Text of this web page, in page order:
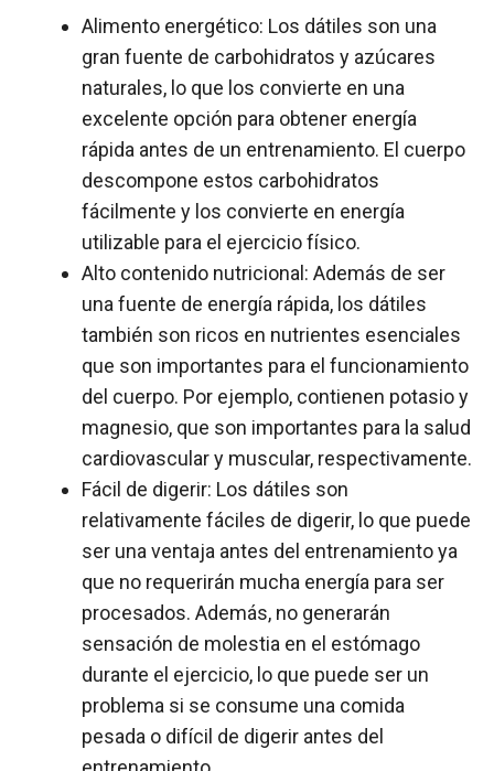
Alimento energético: Los dátiles son una
gran fuente de carbohidratos y azúcares
naturales, lo que los convierte en una
excelente opción para obtener energía
rápida antes de un entrenamiento. El cuerpo
descompone estos carbohidratos
fácilmente y los convierte en energía
utilizable para el ejercicio físico.
Alto contenido nutricional: Además de ser
una fuente de energía rápida, los dátiles
también son ricos en nutrientes esenciales
que son importantes para el funcionamiento
del cuerpo. Por ejemplo, contienen potasio y
magnesio, que son importantes para la salud
cardiovascular y muscular, respectivamente.
Fácil de digerir: Los dátiles son
relativamente fáciles de digerir, lo que puede
ser una ventaja antes del entrenamiento ya
que no requerirán mucha energía para ser
procesados. Además, no generarán
sensación de molestia en el estómago
durante el ejercicio, lo que puede ser un
problema si se consume una comida
pesada o difícil de digerir antes del